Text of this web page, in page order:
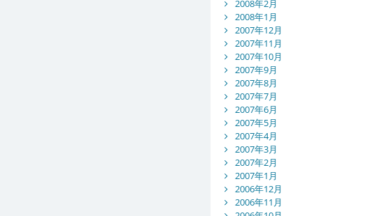
2008年2月
2008年1月
2007年12月
2007年11月
2007年10月
2007年9月
2007年8月
2007年7月
2007年6月
2007年5月
2007年4月
2007年3月
2007年2月
2007年1月
2006年12月
2006年11月